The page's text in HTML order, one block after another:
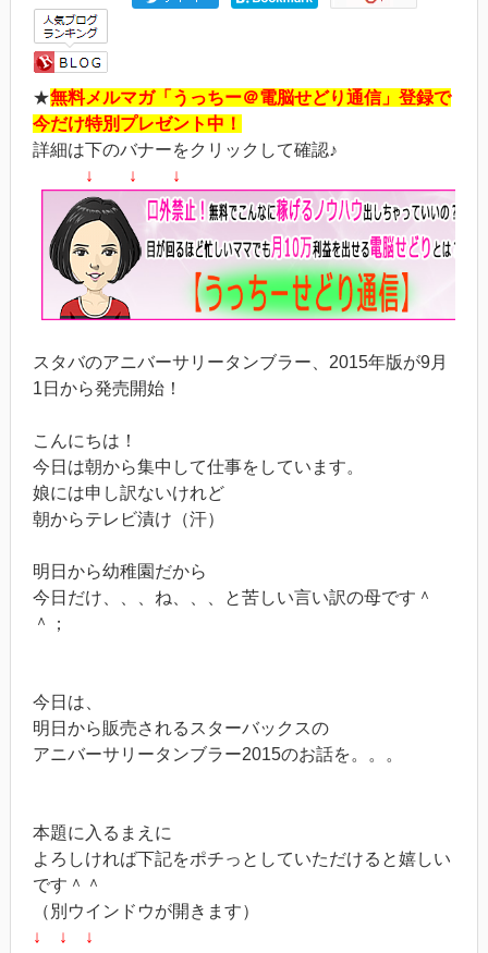
★無料メルマガ「うっちー＠電脳せどり通信」登録で
今だけ特別プレゼント中！
詳細は下のバナーをクリックして確認♪
↓ ↓ ↓
スタバのアニバーサリータンブラー、2015年版が9月
1日から発売開始！
こんにちは！
今日は朝から集中して仕事をしています。
娘には申し訳ないけれど
朝からテレビ漬け（汗）
明日から幼稚園だから
今日だけ、、、ね、、、と苦しい言い訳の母です＾
＾；
今日は、
明日から販売されるスターバックスの
アニバーサリータンブラー2015のお話を。。。
本題に入るまえに
よろしければ下記をポチっとしていただけると嬉しい
です＾＾
（別ウインドウが開きます）
↓ ↓ ↓